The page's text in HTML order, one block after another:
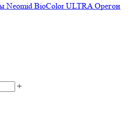
Neomid BioColor ULTRA Орегон
+